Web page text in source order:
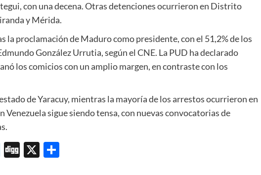
con una decena. Otras detenciones ocurrieron en Distrito
y Mérida.
la proclamación de Maduro como presidente, con el 51,2% de los
González Urrutia, según el CNE. La PUD ha declarado
los comicios con un amplio margen, en contraste con los
de Yaracuy, mientras la mayoría de los arrestos ocurrieron en
Venezuela sigue siendo tensa, con nuevas convocatorias de
Telegram
Digg
X